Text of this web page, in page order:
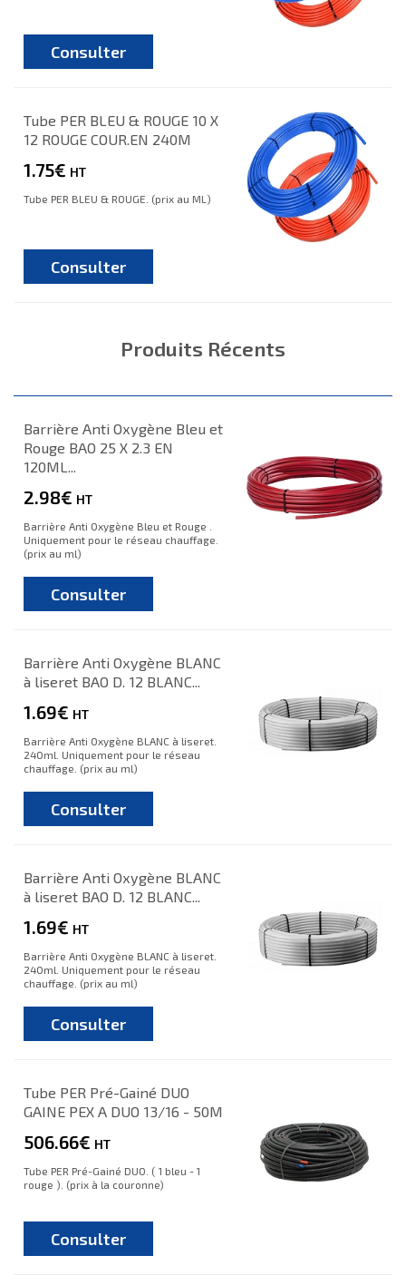
Consulter
Tube PER BLEU & ROUGE 10 X
12 ROUGE COUR.EN 240M
1.75€ HT
Tube PER BLEU & ROUGE. (prix au ML)
Consulter
Produits Récents
Barrière Anti Oxygène Bleu et
Rouge BAO 25 X 2.3 EN
120ML...
2.98€ HT
Barrière Anti Oxygène Bleu et Rouge .
Uniquement pour le réseau chauffage.
(prix au ml)
Consulter
Barrière Anti Oxygène BLANC
à liseret BAO D. 12 BLANC...
1.69€ HT
Barrière Anti Oxygène BLANC à liseret.
240ml. Uniquement pour le réseau
chauffage. (prix au ml)
Consulter
Barrière Anti Oxygène BLANC
à liseret BAO D. 12 BLANC...
1.69€ HT
Barrière Anti Oxygène BLANC à liseret.
240ml. Uniquement pour le réseau
chauffage. (prix au ml)
Consulter
Tube PER Pré-Gainé DUO
GAINE PEX A DUO 13/16 - 50M
506.66€ HT
Tube PER Pré-Gainé DUO. ( 1 bleu - 1
rouge ). (prix à la couronne)
Consulter